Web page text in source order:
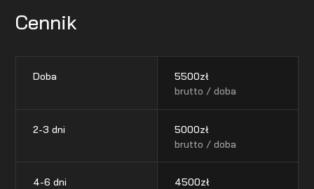
Cennik
Doba 5500zł
brutto / doba
2-3 dni 5000zł
brutto / doba
4-6 dni 4500zł